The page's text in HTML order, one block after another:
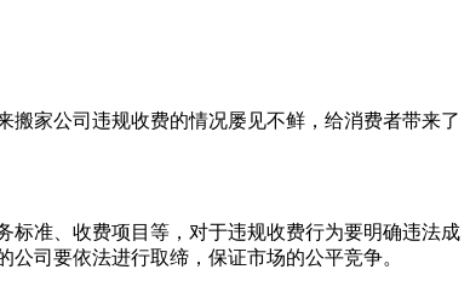
家公司违规收费的情况屡见不鲜，给消费者带来了
标准、收费项目等，对于违规收费行为要明确违法成
司要依法进行取缔，保证市场的公平竞争。